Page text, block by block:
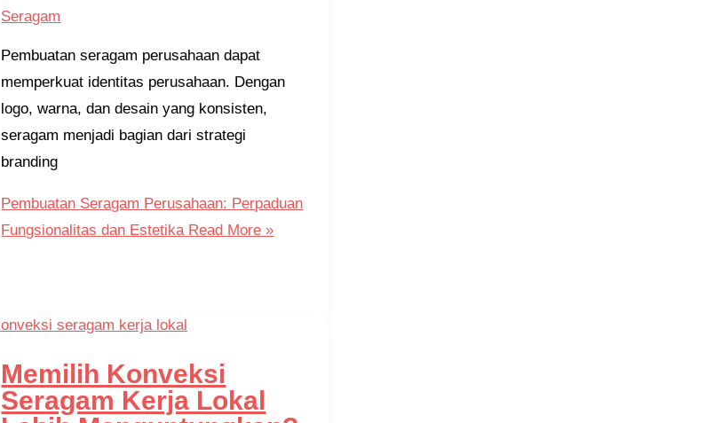
Seragam
Pembuatan seragam perusahaan dapat
memperkuat identitas perusahaan. Dengan
logo, warna, dan desain yang konsisten,
seragam menjadi bagian dari strategi
branding
Pembuatan Seragam Perusahaan: Perpaduan
Fungsionalitas dan EstetikaRead More »
Memilih Konveksi
Seragam Kerja Lokal